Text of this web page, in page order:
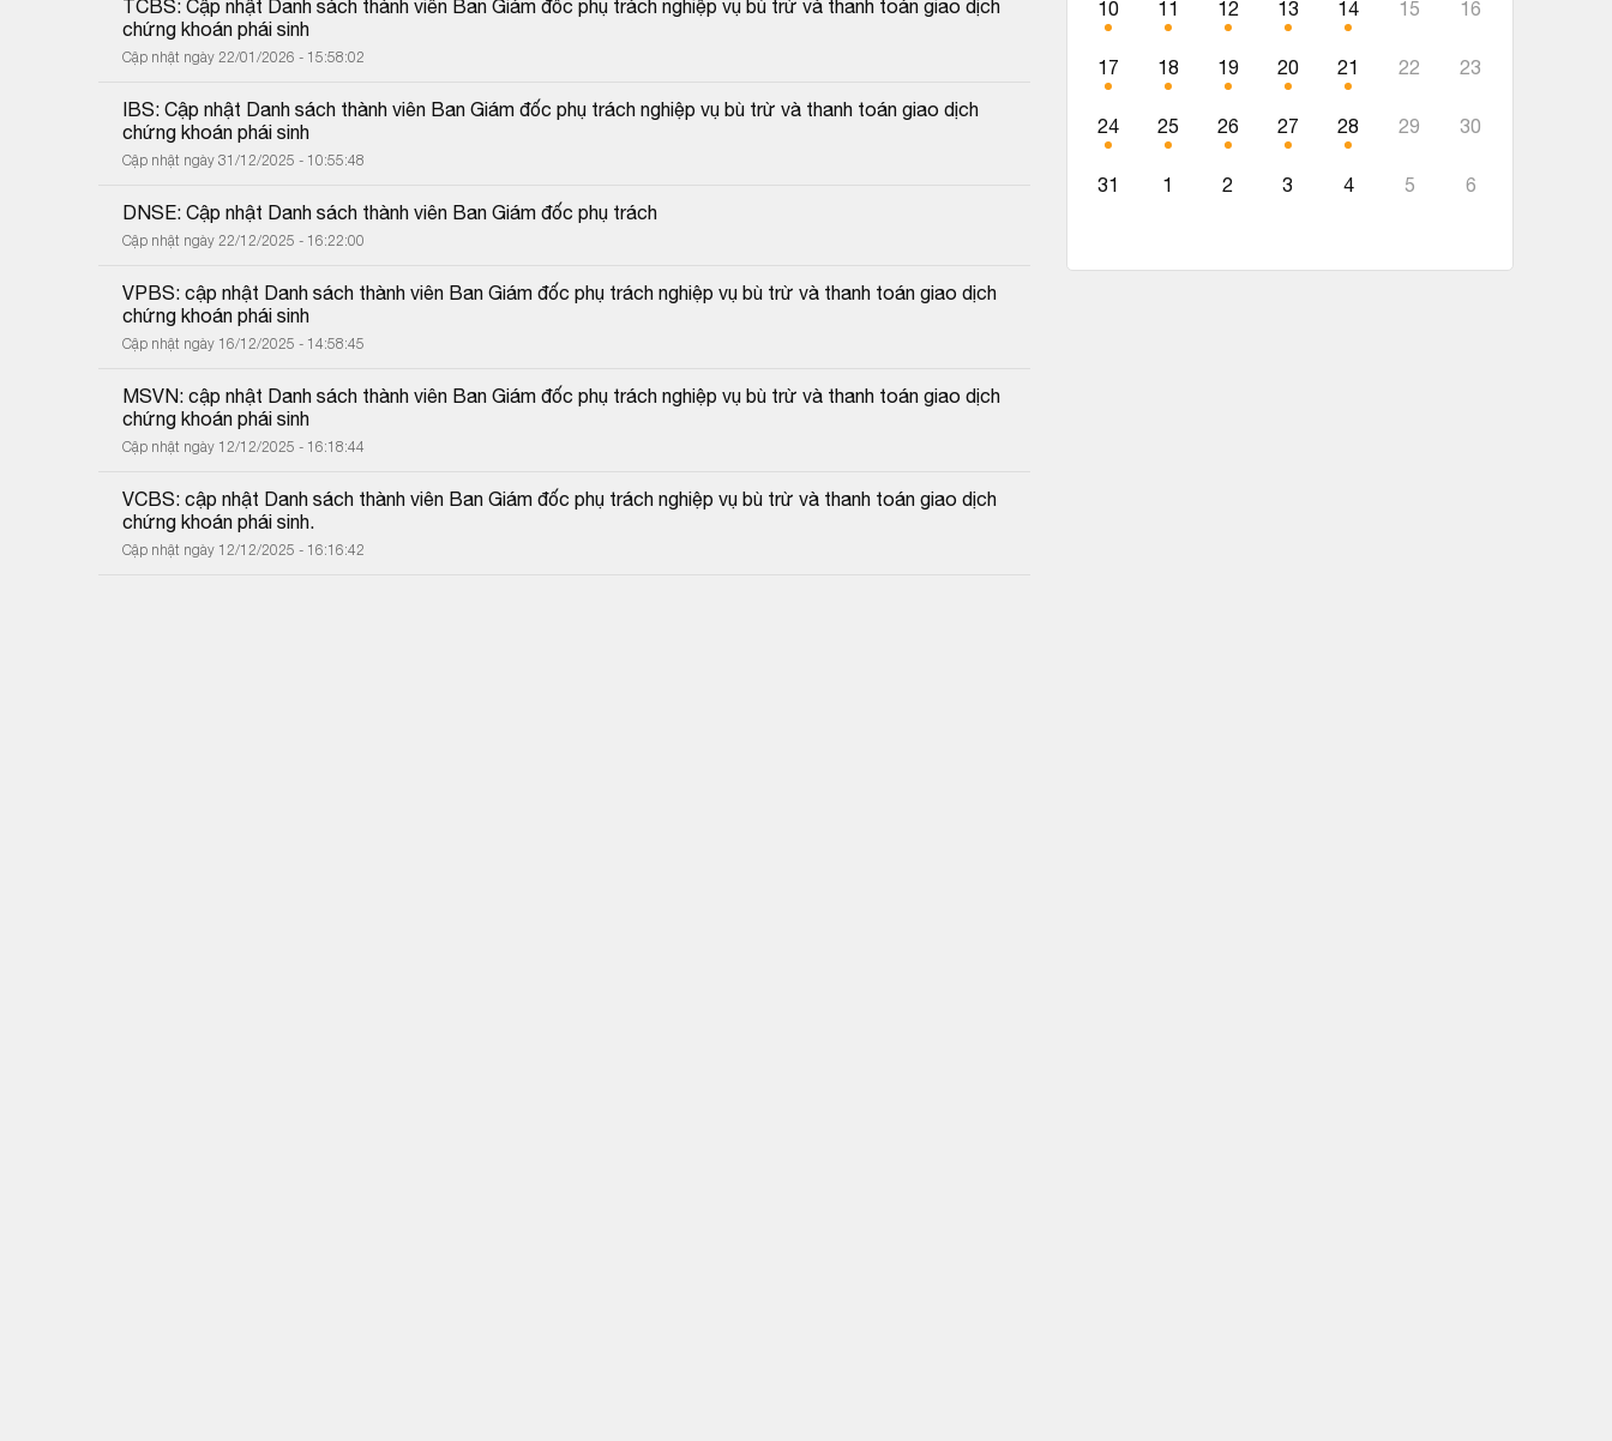
TCBS: Cập nhật Danh sách thành viên Ban Giám đốc phụ trách nghiệp vụ bù trừ và thanh toán giao dịch
chứng khoán phái sinh
Cập nhật ngày 22/01/2026 - 15:58:02
IBS: Cập nhật Danh sách thành viên Ban Giám đốc phụ trách nghiệp vụ bù trừ và thanh toán giao dịch
chứng khoán phái sinh
Cập nhật ngày 31/12/2025 - 10:55:48
DNSE: Cập nhật Danh sách thành viên Ban Giám đốc phụ trách
Cập nhật ngày 22/12/2025 - 16:22:00
VPBS: cập nhật Danh sách thành viên Ban Giám đốc phụ trách nghiệp vụ bù trừ và thanh toán giao dịch
chứng khoán phái sinh
Cập nhật ngày 16/12/2025 - 14:58:45
MSVN: cập nhật Danh sách thành viên Ban Giám đốc phụ trách nghiệp vụ bù trừ và thanh toán giao dịch
chứng khoán phái sinh
Cập nhật ngày 12/12/2025 - 16:18:44
VCBS: cập nhật Danh sách thành viên Ban Giám đốc phụ trách nghiệp vụ bù trừ và thanh toán giao dịch
chứng khoán phái sinh.
Cập nhật ngày 12/12/2025 - 16:16:42
10 11 12 13 14 15 16
17 18 19 20 21 22 23
24 25 26 27 28 29 30
31 1 2 3 4 5 6